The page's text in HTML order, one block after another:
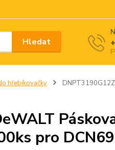
Hledat
hřebíkovačky
pro